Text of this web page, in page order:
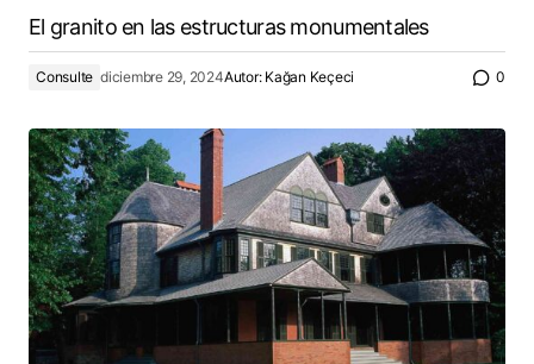
El granito en las estructuras monumentales
Consulte diciembre 29, 2024Autor: Kağan Keçeci 0